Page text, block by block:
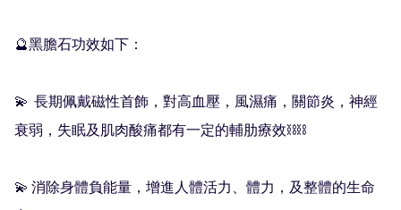
🔮黑膽石功效如下：
💫  長期佩戴磁性首飾，對高血壓，風濕痛，關節炎，神經
衰弱，失眠及肌肉酸痛都有一定的輔肋療效⛓⛓
💫 消除身體負能量，增進人體活力、體力，及整體的生命